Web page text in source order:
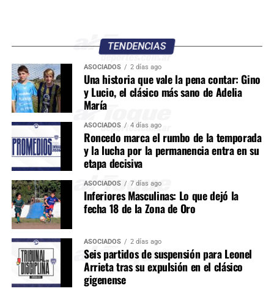
TENDENCIAS
ASOCIADOS 2 días ago
Una historia que vale la pena contar: Gino
y Lucio, el clásico más sano de Adelia
María
ASOCIADOS 4 días ago
Roncedo marca el rumbo de la temporada
y la lucha por la permanencia entra en su
etapa decisiva
ASOCIADOS 7 días ago
Inferiores Masculinas: Lo que dejó la
fecha 18 de la Zona de Oro
ASOCIADOS 2 días ago
Seis partidos de suspensión para Leonel
Arrieta tras su expulsión en el clásico
gigenense